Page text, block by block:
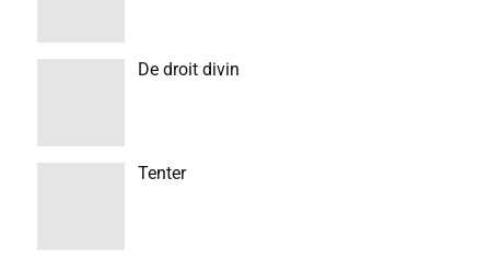
De droit divin
Tenter